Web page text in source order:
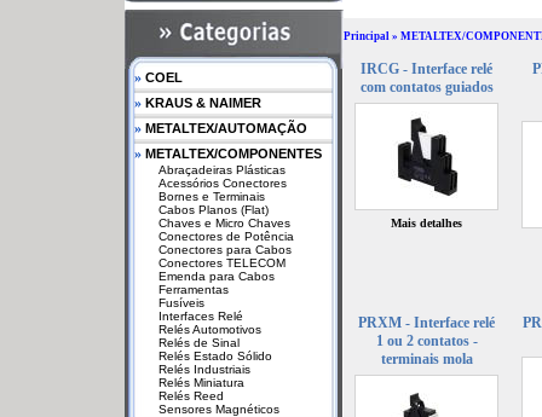
» COEL
» KRAUS & NAIMER
» METALTEX/AUTOMAÇÃO
» METALTEX/COMPONENTES
Abraçadeiras Plásticas
Acessórios Conectores
Bornes e Terminais
Cabos Planos (Flat)
Chaves e Micro Chaves
Conectores de Potência
Conectores para Cabos
Conectores TELECOM
Emenda para Cabos
Ferramentas
Fusíveis
Interfaces Relé
Relés Automotivos
Relés de Sinal
Relés Estado Sólido
Relés Industriais
Relés Miniatura
Relés Reed
Sensores Magnéticos
Principal» METALTEX/
IRCG - Interface relé
com contatos guiados
Mais detalhes
PRXM - Interface relé
1 ou 2 contatos -
terminais mola